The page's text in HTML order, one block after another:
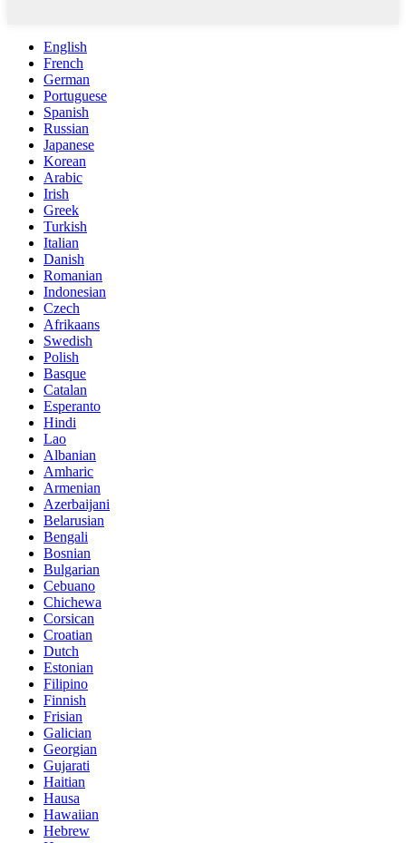
English
French
German
Portuguese
Spanish
Russian
Japanese
Korean
Arabic
Irish
Greek
Turkish
Italian
Danish
Romanian
Indonesian
Czech
Afrikaans
Swedish
Polish
Basque
Catalan
Esperanto
Hindi
Lao
Albanian
Amharic
Armenian
Azerbaijani
Belarusian
Bengali
Bosnian
Bulgarian
Cebuano
Chichewa
Corsican
Croatian
Dutch
Estonian
Filipino
Finnish
Frisian
Galician
Georgian
Gujarati
Haitian
Hausa
Hawaiian
Hebrew